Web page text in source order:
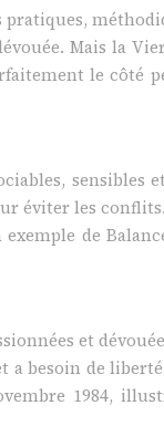
Mais la
le côté
sensibles
éviter les
de
et
besoin de liberté
1984,